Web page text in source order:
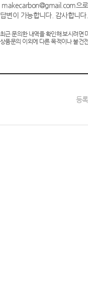
makecarbon@gmail.com으로
답변이 가능합니다. 감사합니다.
최근 문의한 내역을 확인해 보시려면
상품문의 이외에 다른 목적이나 불건
등